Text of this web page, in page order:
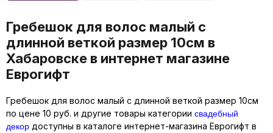
Гребешок для волос малый с
длинной веткой размер 10см в
Хабаровске в интернет магазине
Еврогифт
Гребешок для волос малый с длинной веткой размер 10см
по цене 10 руб. и другие товары категории свадебный
декор доступны в каталоге интернет-магазина Еврогифт в